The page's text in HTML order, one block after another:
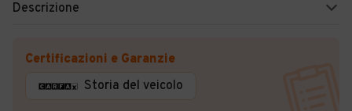
Descrizione
Certificazioni e Garanzie
Storia del veicolo